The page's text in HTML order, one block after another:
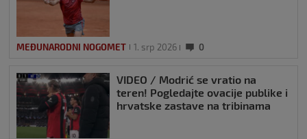
MEĐUNARODNI NOGOMET 1. srp 2026 0
VIDEO / Modrić se vratio na
teren! Pogledajte ovacije publike i
hrvatske zastave na tribinama